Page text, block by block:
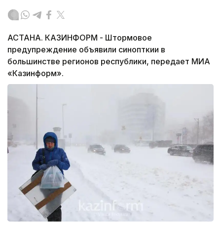
АСТАНА. КАЗИНФОРМ - Штормовое
предупреждение объявили синопткии в
большинстве регионов республики, передает МИА
«Казинформ».